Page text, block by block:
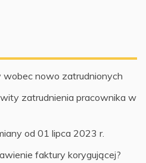
nowo zatrudnionych
zatrudnienia pracownika w
od 01 lipca 2023 r.
faktury korygującej?